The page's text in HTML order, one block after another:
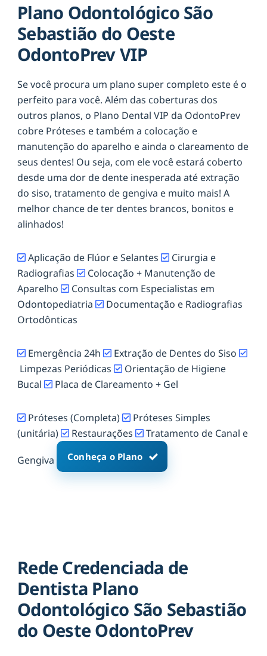
Plano Odontológico São
Sebastião do Oeste
OdontoPrev VIP
Se você procura um plano super completo este é o
perfeito para você. Além das coberturas dos
outros planos, o Plano Dental VIP da OdontoPrev
cobre Próteses e também a colocação e
manutenção do aparelho e ainda o clareamento de
seus dentes! Ou seja, com ele você estará coberto
desde uma dor de dente inesperada até extração
do siso, tratamento de gengiva e muito mais! A
melhor chance de ter dentes brancos, bonitos e
alinhados!
Aplicação de Flúor e Selantes
Cirurgia e
Radiografias
Colocação + Manutenção de
Aparelho
Consultas com Especialistas em
Odontopediatria
Documentação e Radiografias
Ortodônticas
Emergência 24h
Extração de Dentes do Siso
Limpezas Periódicas
Orientação de Higiene
Bucal
Placa de Clareamento + Gel
Próteses (Completa)
Próteses Simples
(unitária)
Restaurações Tratamento de Canal e
Gengiva Conheça o Plano
Rede Credenciada de
Dentista Plano
Odontológico São Sebastião
do Oeste OdontoPrev